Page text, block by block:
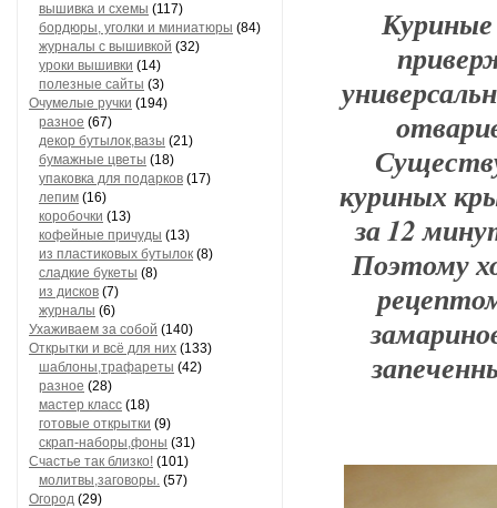
вышивка и схемы (117)
бордюры, уголки и миниатюры (84)
журналы с вышивкой (32)
уроки вышивки (14)
полезные сайты (3)
Очумелые ручки (194)
разное (67)
декор бутылок,вазы (21)
бумажные цветы (18)
упаковка для подарков (17)
лепим (16)
коробочки (13)
кофейные причуды (13)
из пластиковых бутылок (8)
сладкие букеты (8)
из дисков (7)
журналы (6)
Ухаживаем за собой (140)
Открытки и всё для них (133)
шаблоны,трафареты (42)
разное (28)
мастер класс (18)
готовые открытки (9)
скрап-наборы,фоны (31)
Счастье так близко! (101)
молитвы,заговоры. (57)
Огород (29)
куриных
за 12
Поэтому